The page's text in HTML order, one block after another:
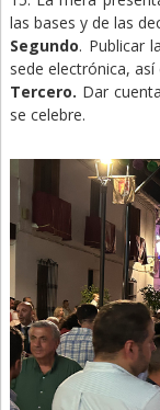
las bases y de las
Segundo. Publicar
sede electrónica,
Tercero. Dar
se celebre.